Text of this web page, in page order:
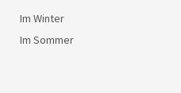
Im Winter
Im Sommer